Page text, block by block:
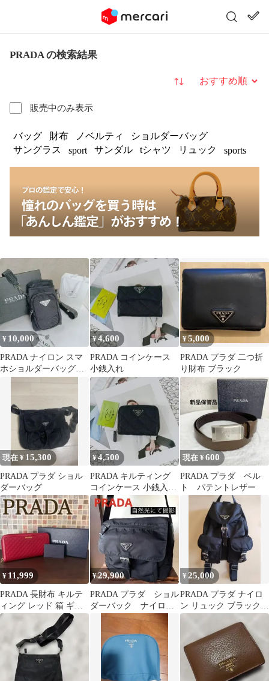
PRADA の検索結果
販売中のみ表示
並び替え
バッグ 財布 ノベルティ
ショルダーバッグ
サングラス
sport サンダル tシャツ リュック sports
¥ 10,000
PRADA ナイロン スマ
ホショルダーバッグ
¥4,600
PRADA コインケース
小銭入れ
¥5,000
PRADA プラダ 二つ折
り財布 ブラック
現在 ¥ 15,300
PRADA プラダ ショル
ダーバッグ
¥4,500
PRADA キルティング
コインケース 小銭入れ
ブラック
現在 ¥600
PRADA プラダ ベル
ト パテントレザー
¥ 11,999
PRADA 長財布 キルテ
ィング レッド 箱 ギャ
ランティーカード付き
¥29,900
PRADA プラダ ショル
ダーバック ナイロ
ン 三角ロゴ ブラッ
¥ 25,000
PRADA プラダ ナイロ
ン リュック ブラック
6677